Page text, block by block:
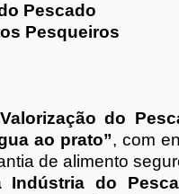
Pescado
Pesqueiros
do
ao prato”, com
de alimento
Indústria do